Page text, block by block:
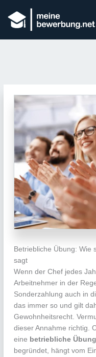
Betriebliche Übung: Wie
sagt
Wenn der Chef jedes
Arbeitnehmer in der
Sonderzahlung auch in
das immer so und gilt
Gewohnheitsrecht.
dieser Annahme richtig.
eine betriebliche Übung
begründet, hängt vom